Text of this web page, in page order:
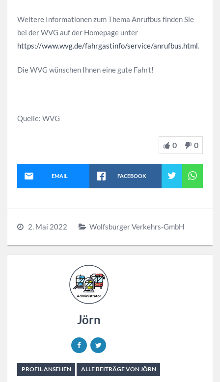
Weitere Informationen zum Thema Anrufbus finden Sie
bei der WVG auf der Homepage unter
https://www.wvg.de/fahrgastinfo/service/anrufbus.html
Die WVG wünschen Ihnen eine gute Fahrt!
Quelle: WVG
0 0
EMAIL FACEBOOK
2. Mai 2022 Wolfsburger Verkehrs-GmbH
Jörn
PROFIL ANSEHEN ALLE BEITRÄGE VON JÖRN